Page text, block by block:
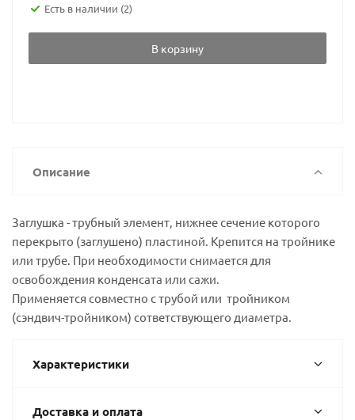
Есть в наличии (2)
В корзину
Описание
Заглушка - трубный элемент, нижнее сечение которого
перекрыто (заглушено) пластиной. Крепится на тройнике
или трубе. При необходимости снимается для
освобождения конденсата или сажи.
Применяется совместно с трубой или тройником
(сэндвич-тройником) сответствующего диаметра.
Характеристики
Доставка и оплата